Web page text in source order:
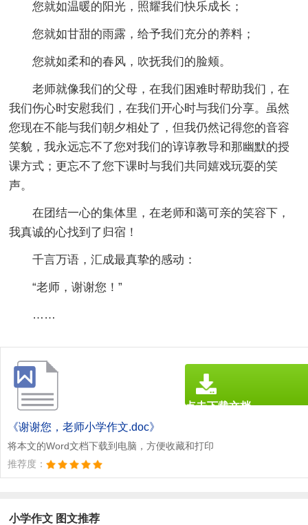
您就如温暖的阳光，照耀我们快乐成长；
您就如甘甜的雨露，给予我们充分的养料；
您就如柔和的春风，吹抚我们的脸颊。
老师就像我们的父母，在我们困难时帮助我们，在
我们伤心时安慰我们，在我们开心时与我们分享。虽然
您现在不能与我们朝夕相处了，但我仍然记得您的音容
笑貌，我永远忘不了您对我们的谆谆教导和那幽默的授
课方式；更忘不了您下课时与我们共同嬉戏玩耍的笑
声。
在团结一心的集体里，在老师和蔼可亲的笑容下，
我真诚的心找到了归宿！
千言万语，汇成最真挚的感动：
“老师，谢谢您！”
……
《谢谢您，老师小学作文.doc》
将本文的Word文档下载到电脑，方便收藏和打印
推荐度：
点击下载文档
小学作文 图文推荐